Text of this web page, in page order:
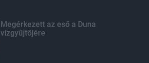
Megérkezett az eső a Duna
vízgyűjtőjére